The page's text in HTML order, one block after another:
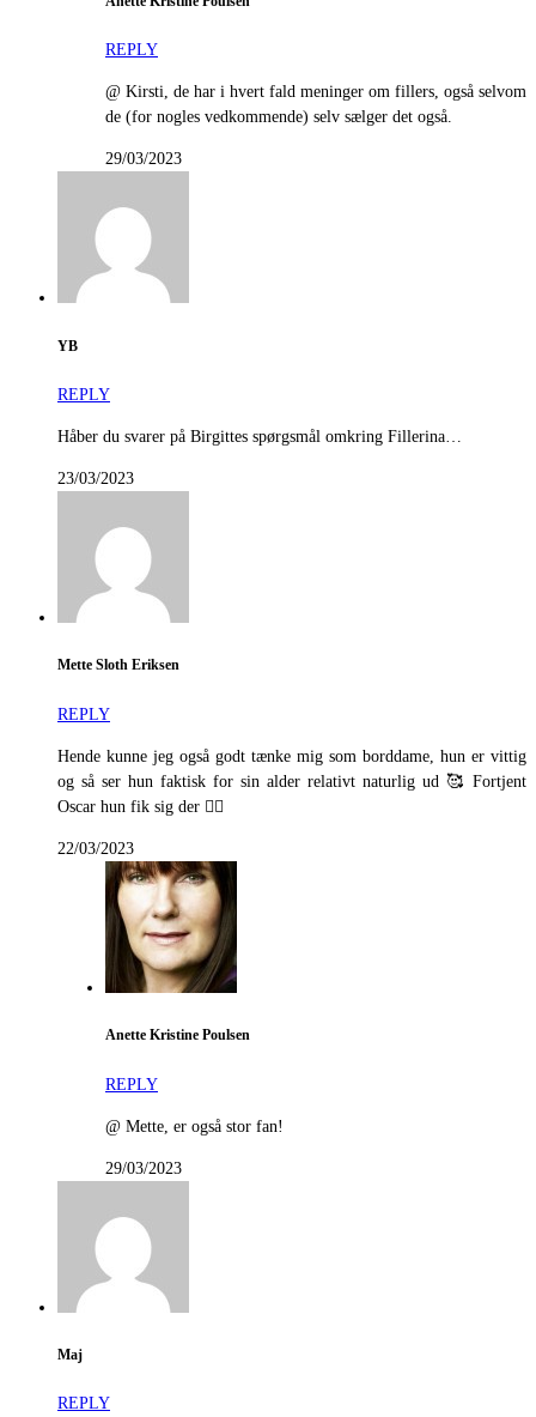
REPLY
@ Kirsti, de har i hvert fald meninger om fillers, også selvom
de (for nogles vedkommende) selv sælger det også.
29/03/2023
YB
REPLY
Håber du svarer på Birgittes spørgsmål omkring Fillerina…
23/03/2023
Mette Sloth Eriksen
REPLY
Hende kunne jeg også godt tænke mig som borddame, hun er vittig
og så ser hun faktisk for sin alder relativt naturlig ud 🥰 Fortjent
Oscar hun fik sig der 👍🏻
22/03/2023
Anette Kristine Poulsen
REPLY
@ Mette, er også stor fan!
29/03/2023
Maj
REPLY